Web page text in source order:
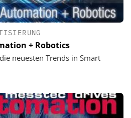
+ Robotics
neuesten Trends in Smart